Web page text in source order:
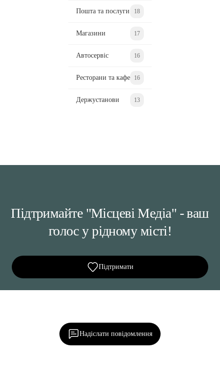
Пошта та послуги 18
Магазини 17
Автосервіс 16
Ресторани та кафе 16
Держустанови 13
Підтримайте "Місцеві Медіа" - ваш
голос у рідному місті!
Підтримати
Надіслати повідомлення